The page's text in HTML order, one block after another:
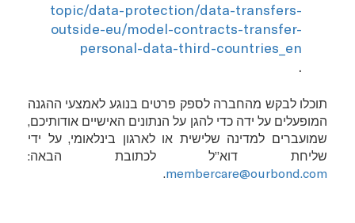
topic/data-protection/data-transfers-
outside-eu/model-contracts-transfer-
personal-data-third-countries_en
.
תוכלו לבקש מהחברה לספק פרטים בנוגע לאמצעי ההגנה
המופעלים על ידה כדי להגן על הנתונים האישיים אודותיכם,
שמועברים למדינה שלישית או לארגון בינלאומי, על ידי
שליחת דוא”ל לכתובת הבאה:
membercare@ourbond.com
.